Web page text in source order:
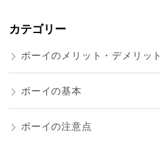
カテゴリー
ボーイのメリット・デメリット
ボーイの基本
ボーイの注意点